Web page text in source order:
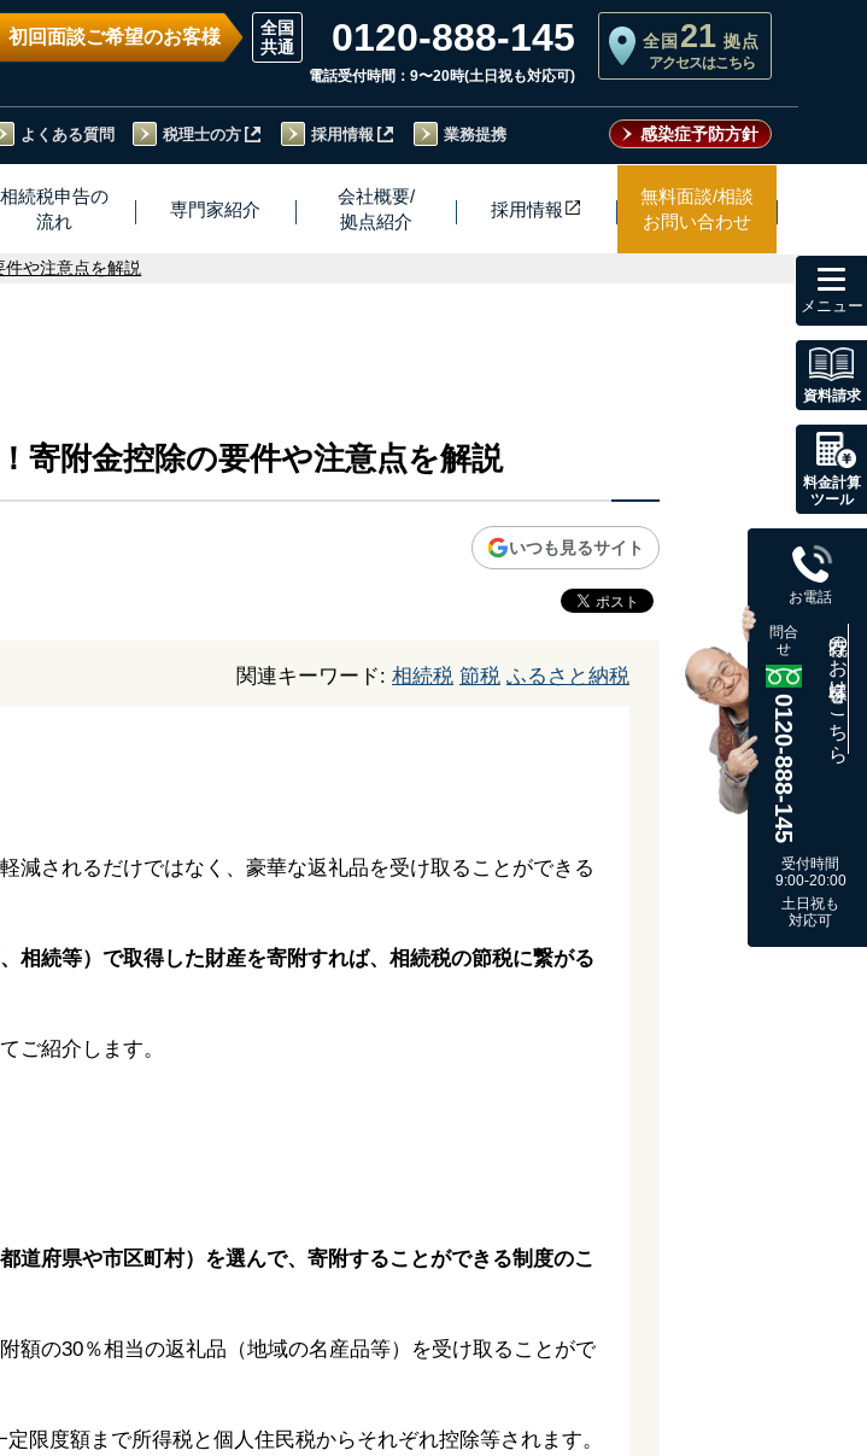
初回面談ご希望のお客様 0120-888-145
電話受付時間：9〜20時(土日祝も対応可)
全国 21 拠点
アクセスはこちら
よくある質問 税理士の方 採用情報 業務提携 感染症予防方針
相続税申告の
流れ
専門家紹介
会社概要/
拠点紹介
採用情報
無料面談/相談
お問い合わせ
や注意点を解説
寄附金控除の要件や注意点を解説
いつも見るサイト
関連キーワード: 相続税 節税 ふるさと納税
減されるだけではなく、豪華な返礼品を受け取ることができる
相続等）で取得した財産を寄附すれば、相続税の節税に繋がる
ご紹介します。
道府県や市区町村）を選んで、寄附することができる制度のこ
額の30％相当の返礼品（地域の名産品等）を受け取ることがで
限度額まで所得税と個人住民税からそれぞれ控除等されます。
資料請求
料金計算
ツール
お電話
問合
せ
0120-888-145
既存のお客様はこちら
受付時間
9:00-20:00
土日祝も
対応可